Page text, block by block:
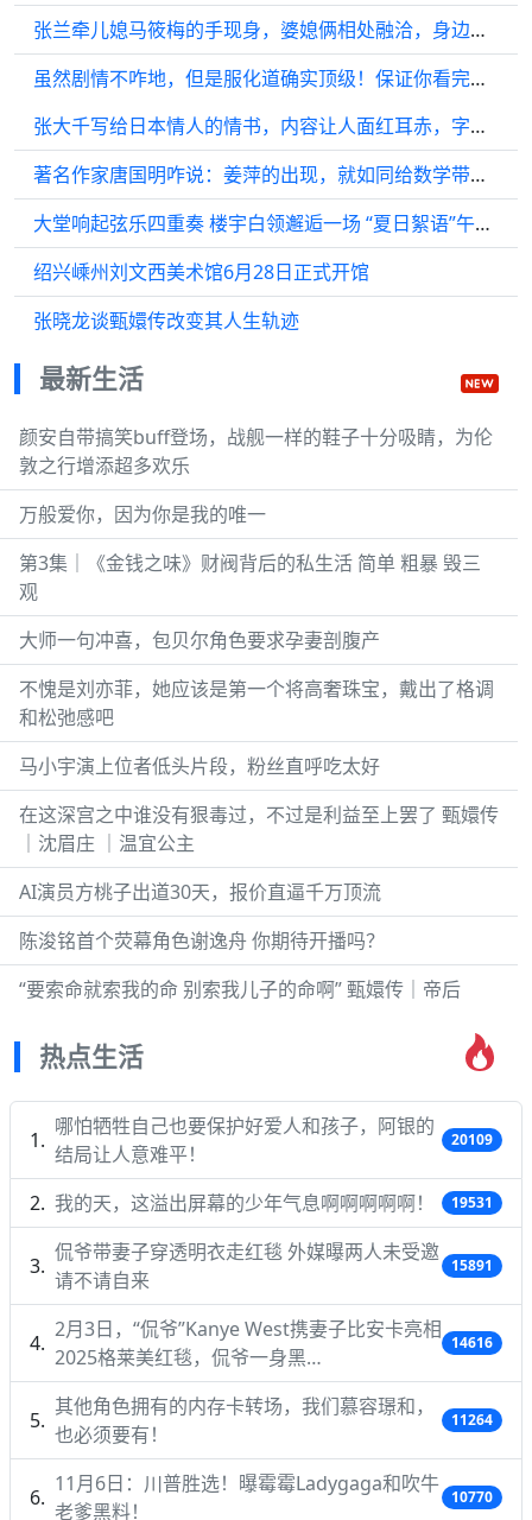
张兰牵儿媳马筱梅的手现身，婆媳俩相处融洽，身边有多位保安护送
虽然剧情不咋地，但是服化道确实顶级！保证你看完后记不住剧情！
张大千写给日本情人的情书，内容让人面红耳赤，字迹颇有个性！
著名作家唐国明咋说：姜萍的出现，就如同给数学带来第一次危机的“无理数”
大堂响起弦乐四重奏 楼宇白领邂逅一场 “夏日絮语”午间音乐会
绍兴嵊州刘文西美术馆6月28日正式开馆
张晓龙谈甄嬛传改变其人生轨迹
最新生活
颜安自带搞笑buff登场，战舰一样的鞋子十分吸睛，为伦
敦之行增添超多欢乐
万般爱你，因为你是我的唯一
第3集｜《金钱之味》财阀背后的私生活 简单 粗暴 毁三
观
大师一句冲喜，包贝尔角色要求孕妻剖腹产
不愧是刘亦菲，她应该是第一个将高奢珠宝，戴出了格调
和松弛感吧
马小宇演上位者低头片段，粉丝直呼吃太好
在这深宫之中谁没有狠毒过，不过是利益至上罢了 甄嬛传
｜沈眉庄 ｜温宜公主
AI演员方桃子出道30天，报价直逼千万顶流
陈浚铭首个荧幕角色谢逸舟 你期待开播吗？
“要索命就索我的命 别索我儿子的命啊” 甄嬛传｜帝后
热点生活
哪怕牺牲自己也要保护好爱人和孩子，阿银的
结局让人意难平！
20109
我的天，这溢出屏幕的少年气息啊啊啊啊啊！ 19531
侃爷带妻子穿透明衣走红毯 外媒曝两人未受邀
请不请自来
15891
2月3日，“侃爷”Kanye West携妻子比安卡亮相
2025格莱美红毯，侃爷一身黑…
14616
其他角色拥有的内存卡转场，我们慕容璟和，
也必须要有！
11264
11月6日：川普胜选！曝霉霉Ladygaga和吹牛
老爹黑料！
10770